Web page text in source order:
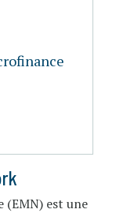
(EMN) est une